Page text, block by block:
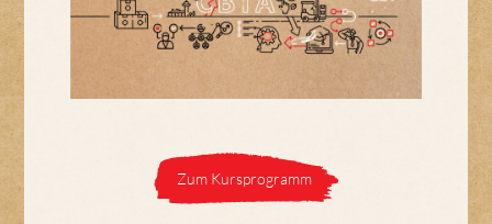
Zum Kursprogramm